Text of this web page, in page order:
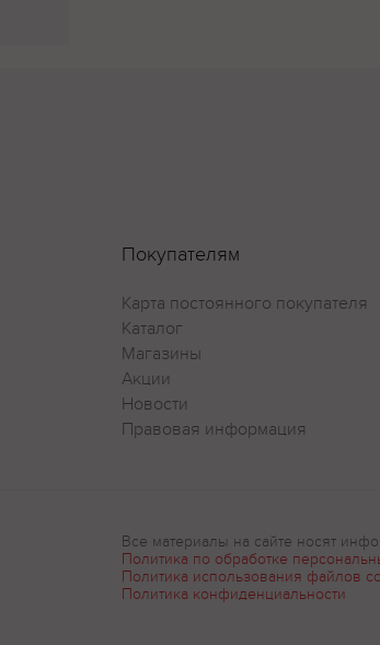
Покупателям
Карта постоянного покупателя
Каталог
Магазины
Акции
Новости
Правовая информация
Все материалы на сайте носят
Политика по обработке
Политика использования файлов
Политика конфиденциальности